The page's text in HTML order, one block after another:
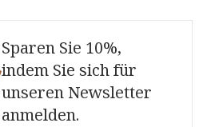
Sparen Sie 10%,
indem Sie sich für
unseren Newsletter
anmelden.